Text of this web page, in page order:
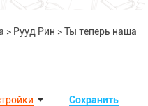
> Рууд Рин >Ты теперь наша
Сохранить